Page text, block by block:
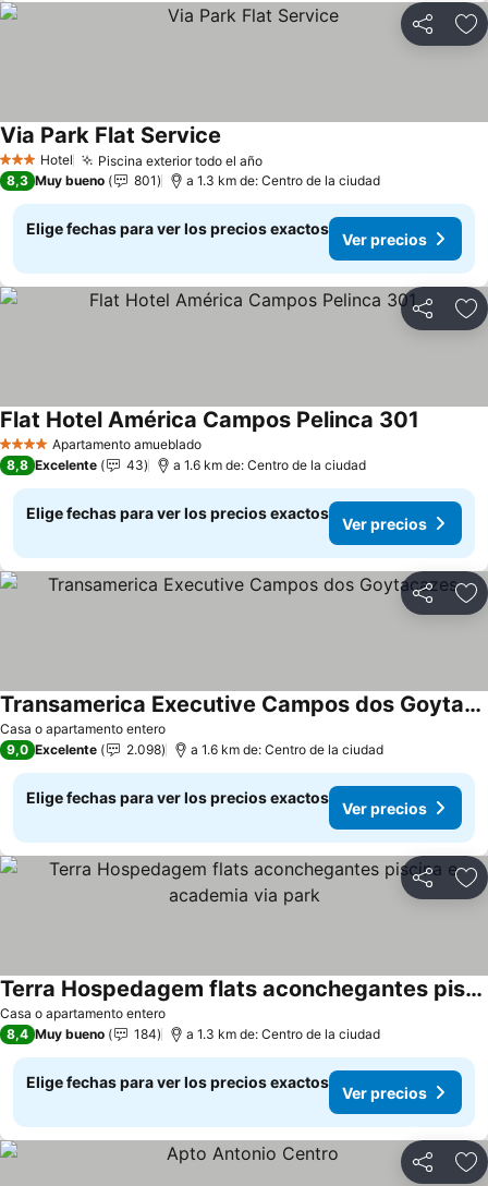
Compartir
3 Estrellas
Hotel Piscina exterior todo el añoVer precios
Via Park Flat Service
8,3 Muy bueno 801 a 1.3 km de: Centro de la ciudad
Elige fechas para ver los precios exactos
Ver precios
Compartir
4 EstrellasApartamento amueblado
Flat Hotel América Campos Pelinca 301
8,8 Excelente 43 a 1.6 km de: Centro de la ciudad
Elige fechas para ver los precios exactos
Ver precios
Compartir
Casa o apartamento entero
Transamerica Executive Campos dos Goytacazes
Ver precios
9,0 Excelente 2.098 a 1.6 km de: Centro de la ciudad
Elige fechas para ver los precios exactos
Ver precios
Compartir
Casa o apartamento entero
Terra Hospedagem flats aconchegantes piscina e academia via park
Ver precios
8,4 Muy bueno 184 a 1.3 km de: Centro de la ciudad
Elige fechas para ver los precios exactos
Ver precios
Compartir